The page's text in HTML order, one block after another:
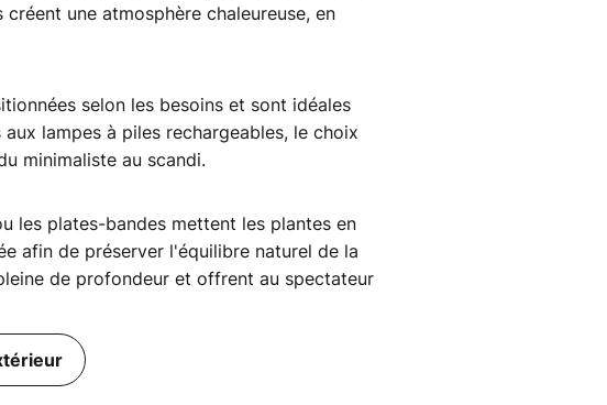
une atmosphère chaleureuse, en
selon les besoins et sont idéales
lampes à piles rechargeables, le choix
minimaliste au scandi.
les plates-bandes mettent les plantes en
afin de préserver l'équilibre naturel de la
de profondeur et offrent au spectateur